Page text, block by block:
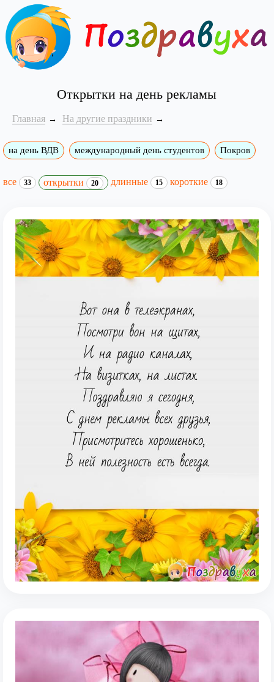
Открытки на день рекламы
Главная На другие праздники
на день ВДВ международный день студентов Покров
все 33 открытки 20 длинные 15 короткие 18